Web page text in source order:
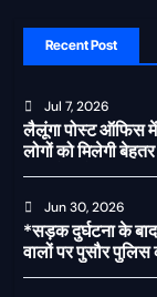
Recent Post
Jul 7, 2026
लैलूंगा पोस्ट ऑफिस
लोगों को मिलेगी
पर लगेगी रोक
Jun 30, 2026
*सड़क दुर्घटना के बाद
वालों पर पुसौर पुलिस